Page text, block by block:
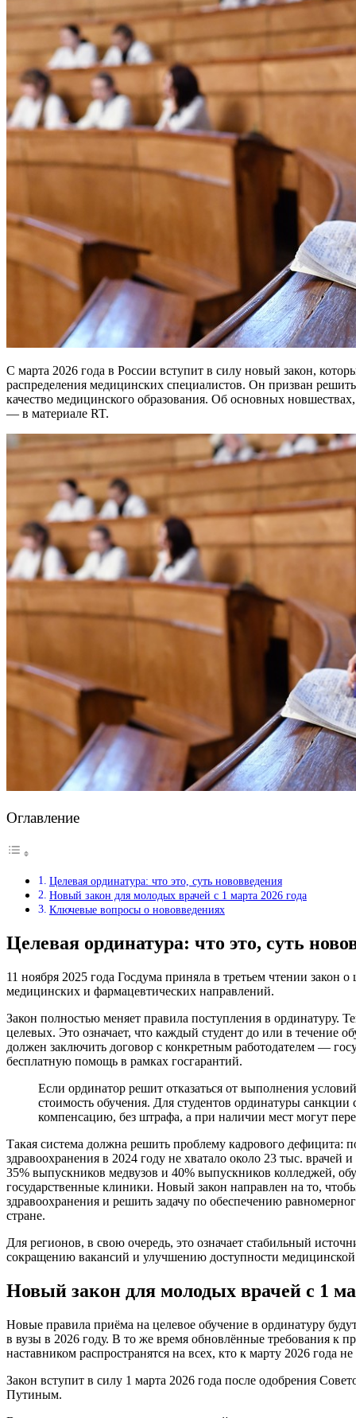
С марта 2026 года в России вступит в силу новый закон, который кардинально изменит систему подготовки и
распределения медицинских специалистов. Он призван
качество медицинского образования. Об основных
— в материале RT.
Оглавление
Целевая ординатура: что это, суть нововведения
Новый закон для молодых врачей с 1 марта 2026 года
Ключевые вопросы о нововведениях
Целевая ординатура: что это, суть
11 ноября 2025 года Госдума приняла в третьем чтении закон
медицинских и фармацевтических направлений.
Закон полностью меняет правила поступления в ординатуру.
целевых. Это означает, что каждый студент до или в течение
должен заключить договор с конкретным работодателем —
бесплатную помощь в рамках госгарантий.
Если ординатор решит отказаться от выполнения условий договора, ему придётся компенсировать
стоимость обучения. Для студентов ординатуры
компенсацию, без штрафа, а при наличии мест могут
Такая система должна решить проблему кадрового дефицита:
здравоохранения в 2024 году не хватало около 23 тыс. врачей
35% выпускников медвузов и 40% выпускников колледжей,
государственные клиники. Новый закон направлен на то,
здравоохранения и решить задачу по обеспечению
стране.
Для регионов, в свою очередь, это означает стабильный
сокращению вакансий и улучшению доступности
Новый закон для молодых врачей с 1
Новые правила приёма на целевое обучение в ординатуру
в вузы в 2026 году. В то же время обновлённые требования к
наставником распространятся на всех, кто к марту 2026 года
Закон вступит в силу 1 марта 2026 года после одобрения
Путиным.